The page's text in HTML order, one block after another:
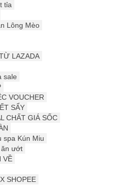
tỉa
Lông Mèo
LAZADA
sale
VOUCHER
SẨY
CHẤT GIÁ SỐC
spa Kún Miu
ướt
VỀ
SHOPEE